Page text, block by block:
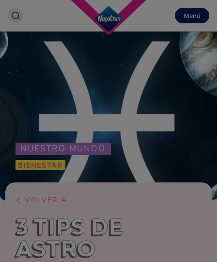
Menú
NUESTRO MUNDO
BIENESTAR
VOLVER A
3 TIPS DE
ASTRO